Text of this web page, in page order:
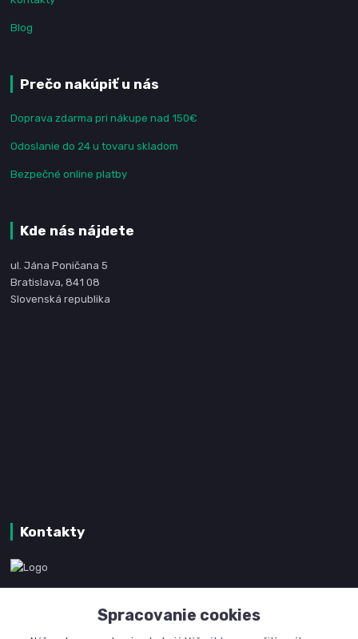
Blog
Prečo nakúpiť u nás
Doprava zdarma pri nákupe nad 150€
Odoslanie do 24 u tovaru skladom
Bezpečné online platby
Kde nás nájdete
ul. Jána Poničana 5
Bratislava, 841 08
Slovenská republika
Kontakty
+421 905 327 801
Spracovanie cookies